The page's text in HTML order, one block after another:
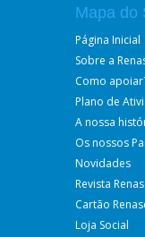
Mapa do
Página Inicial
Sobre a
Como
Plano de
A nossa
Os nossos
Novidades
Revista
Cartão
Loja Social